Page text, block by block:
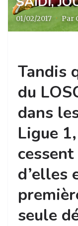
01/02/2017 · Par
Tandis
du
dans
Ligue
d’elles
seule